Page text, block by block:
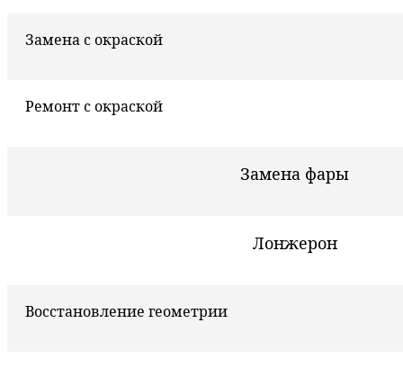
Замена с окраской
Ремонт с окраской
Замена фары
Лонжерон
Восстановление геометрии